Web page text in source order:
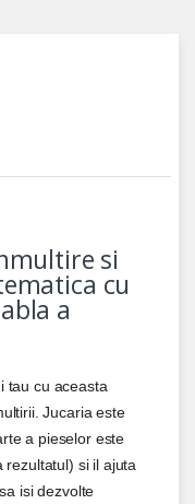
si
cu
a
tau cu aceasta
Jucaria este
a pieselor este
si il ajuta
isi dezvolte